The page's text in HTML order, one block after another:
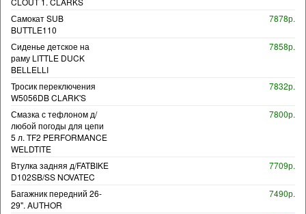
Самокат SUB
BUTTLE110
7878р.
Сиденье детское на
раму LITTLE DUCK
BELLELLI
7858р.
Тросик переключения
W5056DB CLARK'S
7832р.
Смазка с тефлоном д/
любой погоды для цепи
5 л. TF2 PERFORMANCE
WELDTITE
7800р.
Втулка задняя д/FATBIKE
D102SB/SS NOVATEC
7709р.
Багажник передний 26-
29". AUTHOR
7490р.